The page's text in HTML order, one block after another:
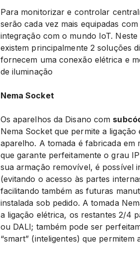
Para monitorizar e controlar
serão cada vez mais equipadas
integração com o mundo IoT.
existem principalmente 2 soluções
fornecem uma conexão elétrica e
de iluminação
Nema Socket
Os aparelhos da Disano com
Nema Socket que permite a
aparelho. A tomada é fabricada em
que garante perfeitamente o grau
sua armação removível, é possível
(evitando o acesso às partes
facilitando também as futuras
instalada sob pedido. A tomada
a ligação elétrica, os restantes 2/4
ou DALI; também pode ser
“smart” (inteligentes) que